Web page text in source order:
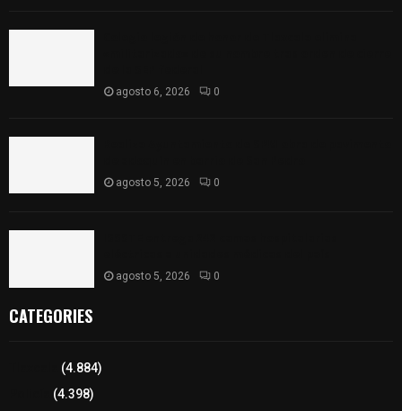
agosto 6, 2026 0
agosto 5, 2026 0
agosto 5, 2026 0
CATEGORIES
(4.884)
(4.398)